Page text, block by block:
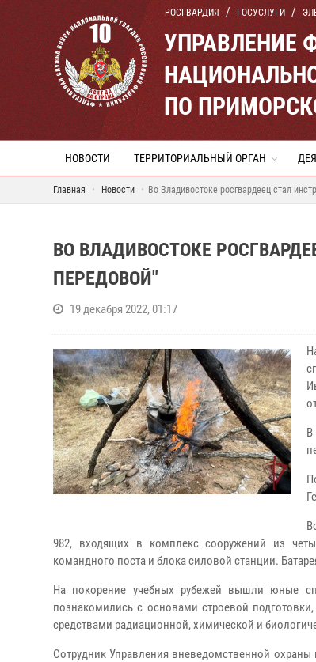
РОСГВАРДИЯ ГОСУСЛУГИ
УПРАВЛЕНИЕ
ПО
НОВОСТИ ТЕРРИТОРИАЛЬНЫЙ ОРГАН
Главная Новости Во Владивостоке росгвардеец стал
ВО ВЛАДИВОСТОКЕ
ПЕРЕДОВОЙ"
19 декабря 2022, 01:17
В
982, входящих в комплекс сооружений из
командного поста и блока силовой станции.
На покорение учебных рубежей вышли юные
познакомились с основами строевой
средствами радиационной, химической и
Сотрудник Управления вневедомственной